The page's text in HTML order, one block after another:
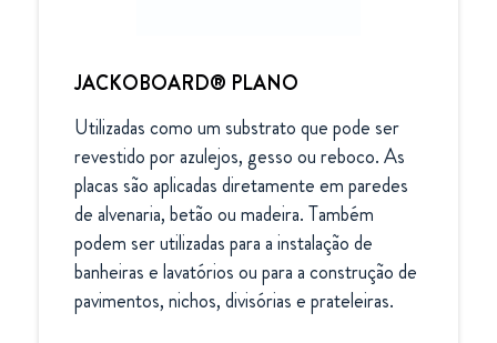
JACKOBOARD® PLANO
Utilizadas como um substrato que pode ser
revestido por azulejos, gesso ou reboco. As
placas são aplicadas diretamente em paredes
de alvenaria, betão ou madeira. Também
podem ser utilizadas para a instalação de
banheiras e lavatórios ou para a construção de
pavimentos, nichos, divisórias e prateleiras.